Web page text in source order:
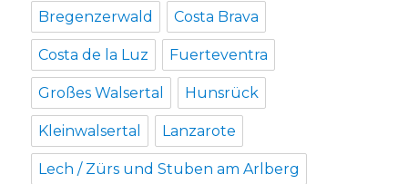
Bregenzerwald Costa Brava
Costa de la Luz Fuerteventra
Großes Walsertal Hunsrück
Kleinwalsertal Lanzarote
Lech / Zürs und Stuben am Arlberg